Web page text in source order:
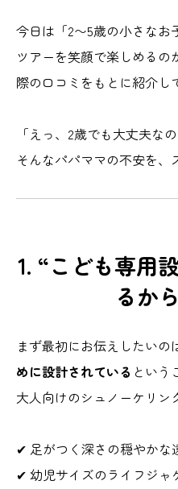
今日は「2〜5歳の小さな
ツアーを笑顔で楽しめる
際の口コミをもとに紹介し
「えっ、2歳でも大丈夫な
そんなパパママの不安を、
1. “こども専用
るか
まず最初にお伝えしたいの
めに設計されている という
大人向けのシュノーケリン
✔ 足がつく深さの穏やかな
✔ 幼児サイズのライフジャ